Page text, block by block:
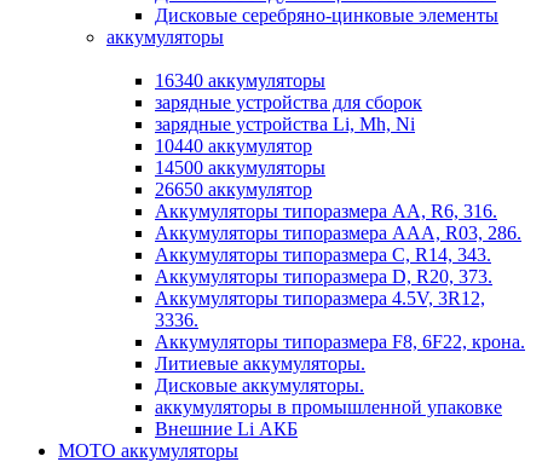
Дисковые серебряно-цинковые элементы
аккумуляторы
16340 аккумуляторы
зарядные устройства для сборок
зарядные устройства Li, Mh, Ni
10440 аккумулятор
14500 аккумуляторы
26650 аккумулятор
Аккумуляторы типоразмера АА, R6, 316.
Аккумуляторы типоразмера ААА, R03, 286.
Аккумуляторы типоразмера С, R14, 343.
Аккумуляторы типоразмера D, R20, 373.
Аккумуляторы типоразмера 4.5V, 3R12,
3336.
Аккумуляторы типоразмера F8, 6F22, крона.
Литиевые аккумуляторы.
Дисковые аккумуляторы.
аккумуляторы в промышленной упаковке
Внешние Li АКБ
МОТО аккумуляторы